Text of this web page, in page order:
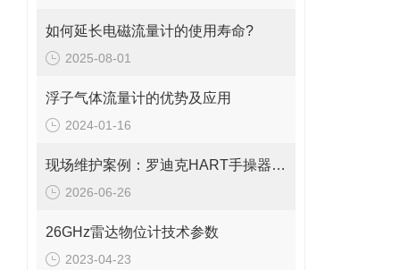
如何延长电磁流量计的使用寿命?
2025-08-01
浮子气体流量计的优势及应用
2024-01-16
现场维护案例：罗迪克HART手操器无法开机、黑屏及按键失灵的修复思路
2026-06-26
26GHz雷达物位计技术参数
2023-04-23